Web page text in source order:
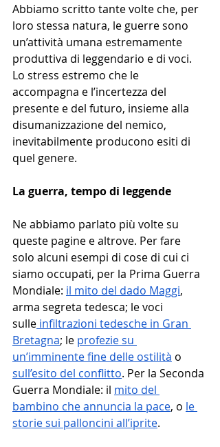
Abbiamo scritto tante volte che, per
loro stessa natura, le guerre sono
un’attività umana estremamente
produttiva di leggendario e di voci.
Lo stress estremo che le
accompagna e l’incertezza del
presente e del futuro, insieme alla
disumanizzazione del nemico,
inevitabilmente producono esiti di
quel genere.
La guerra, tempo di leggende
Ne abbiamo parlato più volte su
queste pagine e altrove. Per fare
solo alcuni esempi di cose di cui ci
siamo occupati, per la Prima Guerra
Mondiale: il mito del dado Maggi,
arma segreta tedesca; le voci
sulle infiltrazioni tedesche in Gran
Bretagna; le profezie su
un’imminente fine delle ostilità o
sull’esito del conflitto. Per la Seconda
Guerra Mondiale: il mito del
bambino che annuncia la pace, o le
storie sui palloncini all’iprite.